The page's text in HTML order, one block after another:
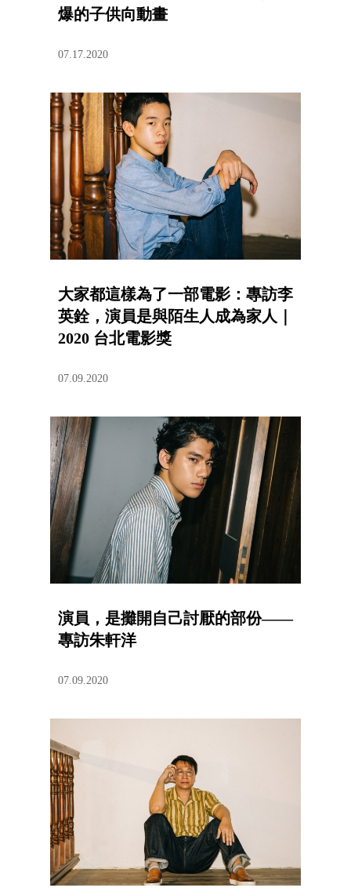
爆的子供向動畫
07.17.2020
大家都這樣為了一部電影：專訪李
英銓，演員是與陌生人成為家人｜
2020 台北電影獎
07.09.2020
演員，是攤開自己討厭的部份——
專訪朱軒洋
07.09.2020